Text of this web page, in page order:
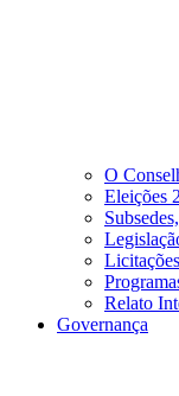
O
Eleições
Licitações
Relato
Governança